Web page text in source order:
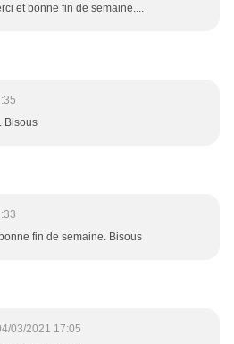
et bonne fin de semaine....
Bisous
fin de semaine. Bisous
03/2021 17:05